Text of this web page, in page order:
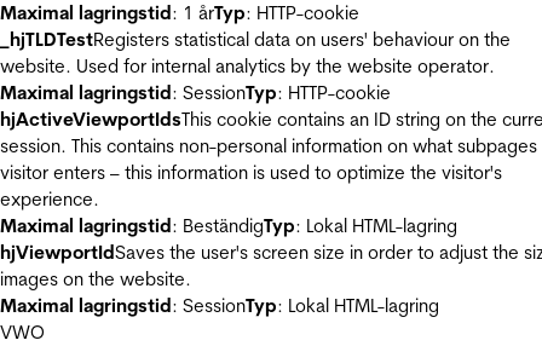
Maximal lagringstid: 1 årTyp: HTTP-cookie
_hjTLDTestRegisters statistical data on users' behaviour on the
website. Used for internal analytics by the website operator.
Maximal lagringstid: SessionTyp: HTTP-cookie
hjActiveViewportIdsThis cookie contains an ID string on the
session. This contains non-personal information on what
visitor enters – this information is used to optimize the visitor's
experience.
Maximal lagringstid: BeständigTyp: Lokal HTML-lagring
hjViewportIdSaves the user's screen size in order to adjust the
images on the website.
Maximal lagringstid: SessionTyp: Lokal HTML-lagring
VWO